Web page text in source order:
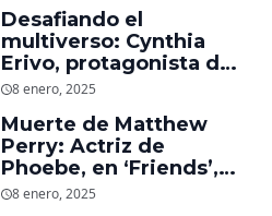
Desafiando el
multiverso: Cynthia
Erivo, protagonista de
‘Wicked’, quiere ser
8 enero, 2025
Muerte de Matthew
Perry: Actriz de
Phoebe, en ‘Friends’,
descubre un emotivo
8 enero, 2025